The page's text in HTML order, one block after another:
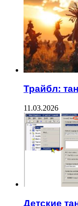
Трайбл:
11.03.2026
Детские